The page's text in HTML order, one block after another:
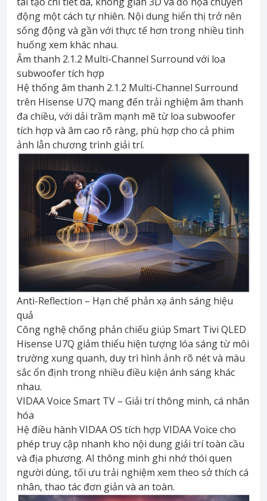
động một cách tự nhiên. Nội dung hiển thị trở nên
sống động và gần với thực tế hơn trong nhiều tình
huống xem khác nhau.
Âm thanh 2.1.2 Multi-Channel Surround với loa
subwoofer tích hợp
Hệ thống âm thanh 2.1.2 Multi-Channel Surround
trên Hisense U7Q mang đến trải nghiệm âm thanh
đa chiều, với dải trầm mạnh mẽ từ loa subwoofer
tích hợp và âm cao rõ ràng, phù hợp cho cả phim
ảnh lẫn chương trình giải trí.
Anti-Reflection – Hạn chế phản xạ ánh sáng hiệu
quả
Công nghệ chống phản chiếu giúp Smart Tivi QLED
Hisense U7Q giảm thiểu hiện tượng lóa sáng từ môi
trường xung quanh, duy trì hình ảnh rõ nét và màu
sắc ổn định trong nhiều điều kiện ánh sáng khác
nhau.
VIDAA Voice Smart TV – Giải trí thông minh, cá nhân
hóa
Hệ điều hành VIDAA OS tích hợp VIDAA Voice cho
phép truy cập nhanh kho nội dung giải trí toàn cầu
và địa phương. AI thông minh ghi nhớ thói quen
người dùng, tối ưu trải nghiệm xem theo sở thích cá
nhân, thao tác đơn giản và an toàn.